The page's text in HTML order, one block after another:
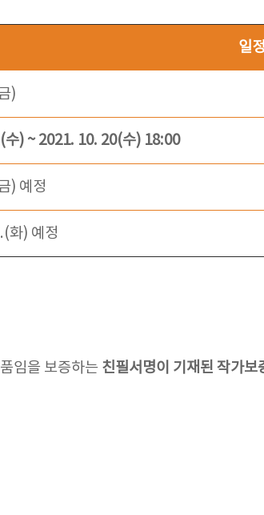
일정
)
수) ~ 2021. 10. 20(수) 18:00
) 예정
화) 예정
임을 보증하는 친필서명이 기재된 작가보